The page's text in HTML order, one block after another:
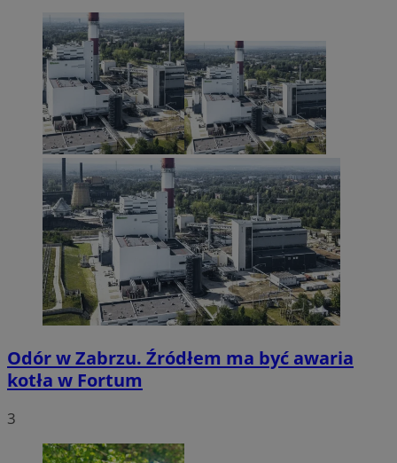
Odór w Zabrzu. Źródłem ma być awaria
kotła w Fortum
3